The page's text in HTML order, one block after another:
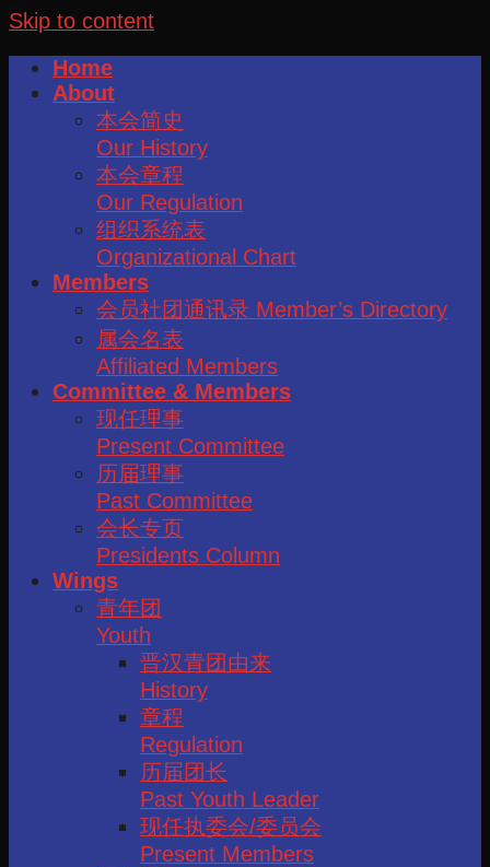
Skip to content
Home
About
本会简史
Our History
本会章程
Our Regulation
组织系统表
Organizational Chart
Members
会员社团通讯录 Member’s Directory
属会名表
Affiliated Members
Committee & Members
现任理事
Present Committee
历届理事
Past Committee
会长专页
Presidents Column
Wings
青年团
Youth
晋汉青团由来
History
章程
Regulation
历届团长
Past Youth Leader
现任执委会/委员会
Present Members